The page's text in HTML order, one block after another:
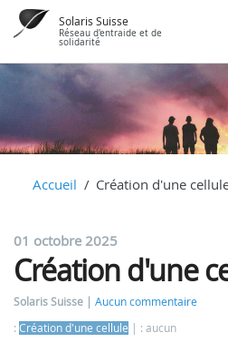
Solaris Suisse
Réseau d'entraide et de
solidarité
Accueil Création d'une
01 octobre 2025
Création d'une
Solaris Suisse
Aucun commentaire
: Création d'une cellule : aucun